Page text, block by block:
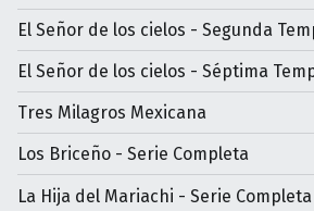
El Señor de los cielos - Segunda
El Señor de los cielos - Séptima
Tres Milagros Mexicana
Los Briceño - Serie Completa
La Hija del Mariachi - Serie Completa